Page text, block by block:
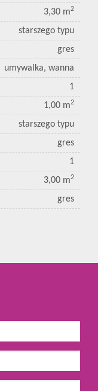
3,30 m2
starszego typu
gres
umywalka, wanna
1
1,00 m2
starszego typu
gres
1
3,00 m2
gres